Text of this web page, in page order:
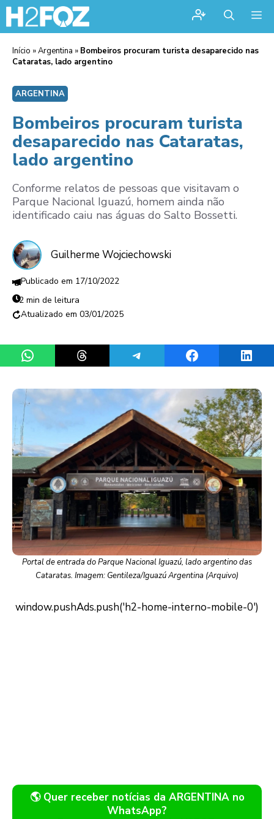
Início »Argentina » Bombeiros procuram turista desaparecido nas
Cataratas, lado argentino
ARGENTINA
Bombeiros procuram turista
desaparecido nas Cataratas,
lado argentino
Conforme relatos de pessoas que visitavam o
Parque Nacional Iguazú, homem ainda não
identificado caiu nas águas do Salto Bossetti.
Guilherme Wojciechowski
17/10/2022
2 min de leitura
03/01/2025
Share on WhatsAppShare on ThreadsShare on TelegramShare on Facebook
Portal de entrada do Parque Nacional Iguazú, lado argentino das
Cataratas. Imagem: Gentileza/Iguazú Argentina (Arquivo)
🌎 Quer receber notícias da ARGENTINA no
WhatsApp?